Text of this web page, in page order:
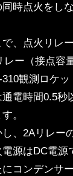
同時点火をし
で、点火リレ
レー（接点容
310観測ロケ
通電時間0.5秒
。
し、2Aリレー
電源はDC電
にコンデンサ